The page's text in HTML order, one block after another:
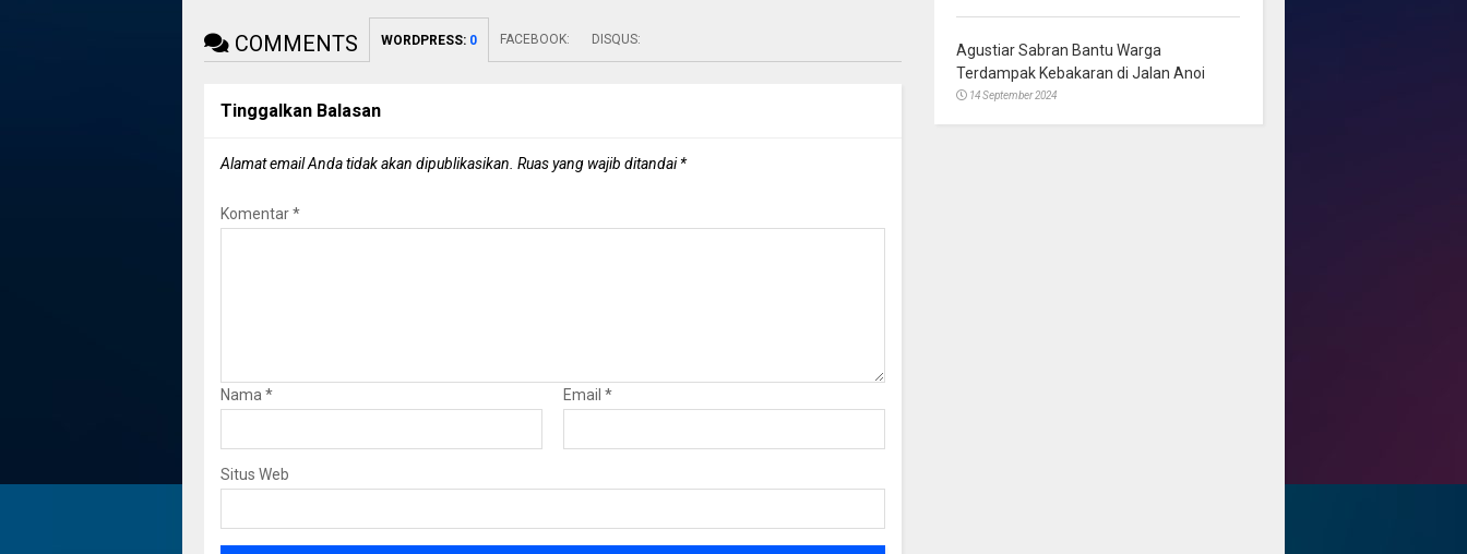
COMMENTS WORDPRESS: 0 FACEBOOK: DISQUS:
Tinggalkan Balasan
Alamat email Anda tidak akan dipublikasikan. Ruas yang wajib ditandai*
Komentar*
Nama * Email *
Situs Web
Agustiar Sabran Bantu Warga
Terdampak Kebakaran di Jalan Anoi
14 September 2024